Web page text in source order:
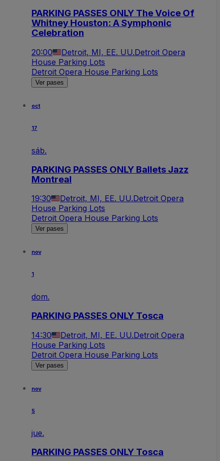
PARKING PASSES ONLY The Voice Of
Whitney Houston: A Symphonic
Celebration
20:00 Detroit, MI, EE. UU.Detroit Opera
House Parking Lots
Detroit Opera House Parking Lots
Ver pases
oct
17
sáb.
PARKING PASSES ONLY Ballets Jazz
Montreal
19:30 Detroit, MI, EE. UU.Detroit Opera
House Parking Lots
Detroit Opera House Parking Lots
Ver pases
nov
1
dom.
PARKING PASSES ONLY Tosca
14:30 Detroit, MI, EE. UU.Detroit Opera
House Parking Lots
Detroit Opera House Parking Lots
Ver pases
nov
5
jue.
PARKING PASSES ONLY Tosca